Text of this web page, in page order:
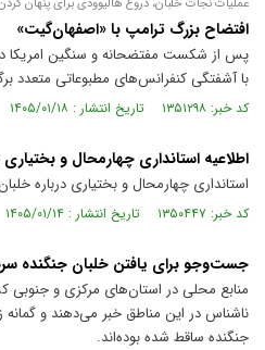
عملیات نجات خلبان، دروغ هالیوودی برای پنهان
افتضاح بزرگ ترامپ با «اصفهان‌گیت»
پس از شکست مفتضحانه و سنگین امریکا
با آشفتگی کنفرانس‌های مطبوعاتی متعدد
کد خبر: ۱۳۵۱۲۹۸ تاریخ انتشار : ۱۴۰۵/۰۱/۱۸
اطلاعیه استانداری چهارمحال و بختیاری
استانداری چهارمحال و بختیاری درباره
کد خبر: ۱۳۵۰۴۴۷ تاریخ انتشار : ۱۴۰۵/۰۱/۱۴
جست‌و‌جو برای یافتن خلبان جنگنده
منابع محلی در استان‌های مرکزی و جنوبی
ناشناس در این مناطق خبر می‌دهند و گمانه
جنگنده ساقط شده بوده‌اند.